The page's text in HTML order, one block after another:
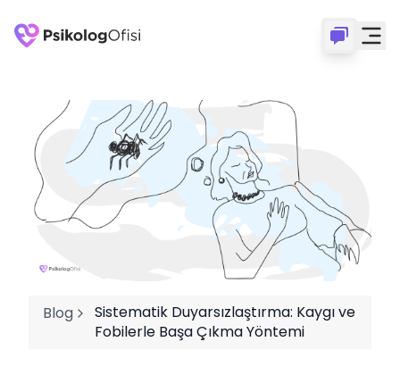
Blog
Sistematik Duyarsızlaştırma: Kaygı ve
Fobilerle Başa Çıkma Yöntemi